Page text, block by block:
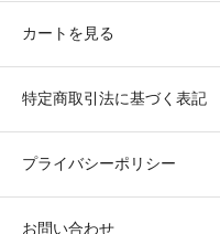
カートを見る
特定商取引法に基づく表記
プライバシーポリシー
お問い合わせ